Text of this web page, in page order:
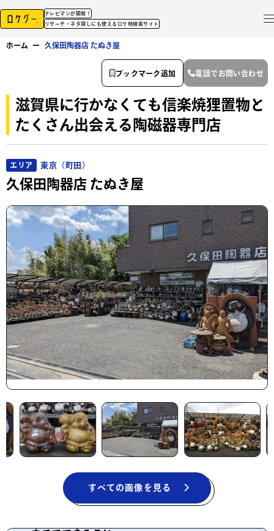
テレビマンが開発！
リサーチ・ネタ探しにも使えるロケ地検索サイト
ホーム ー 久保田陶器店 たぬき屋
滋賀県に行かなくても信楽焼狸置物と
たくさん出会える陶磁器専門店
エリア 東京（町田）
久保田陶器店 たぬき屋
すべての画像を見る
ブックマーク追加 電話でお問い合わせ